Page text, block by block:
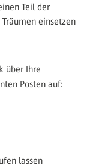
Teil der
einsetzen
über Ihre
Posten auf:
lassen